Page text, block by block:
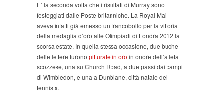
E’ la seconda volta che i risultati di Murray sono
festeggiati dalle Poste britanniche. La Royal Mail
aveva infatti già emesso un francobollo per la vittoria
della medaglia d’oro alle Olimpiadi di Londra 2012 la
scorsa estate. In quella stessa occasione, due buche
delle lettere furono pitturate in oro in onore dell’atleta
scozzese, una su Church Road, a due passi dai campi
di Wimbledon, e una a Dunblane, città natale del
tennista.